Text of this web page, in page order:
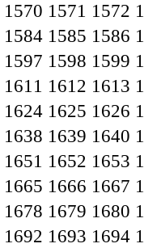
1570 1571 1572
1584 1585 1586
1597 1598 1599
1611 1612 1613
1624 1625 1626
1638 1639 1640
1651 1652 1653
1665 1666 1667
1678 1679 1680
1692 1693 1694